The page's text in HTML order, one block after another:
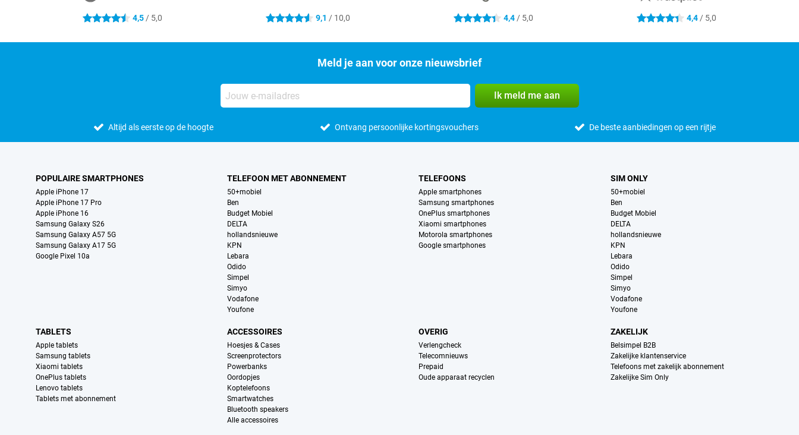
4.5 sterren 4,5/ 5,0 4.6 sterren 9,1 / 10,0 4.4 sterren 4,4 / 5,0 4.4 sterren 4,4 / 5,0
Meld je aan voor onze nieuwsbrief
Ik meld me aan
Altijd als eerste op de hoogte Ontvang persoonlijke kortingsvouchers De beste aanbiedingen op een rijtje
POPULAIRE SMARTPHONES
Apple iPhone 17
Apple iPhone 17 Pro
Apple iPhone 16
Samsung Galaxy S26
Samsung Galaxy A57 5G
Samsung Galaxy A17 5G
Google Pixel 10a
TELEFOON MET ABONNEMENT
50+mobiel
Ben
Budget Mobiel
DELTA
hollandsnieuwe
KPN
Lebara
Odido
Simpel
Simyo
Vodafone
Youfone
TELEFOONS
Apple smartphones
Samsung smartphones
OnePlus smartphones
Xiaomi smartphones
Motorola smartphones
Google smartphones
SIM ONLY
50+mobiel
Ben
Budget Mobiel
DELTA
hollandsnieuwe
KPN
Lebara
Odido
Simpel
Simyo
Vodafone
Youfone
TABLETS
Apple tablets
Samsung tablets
Xiaomi tablets
OnePlus tablets
Lenovo tablets
Tablets met abonnement
ACCESSOIRES
Hoesjes & Cases
Screenprotectors
Powerbanks
Oordopjes
Koptelefoons
Smartwatches
Bluetooth speakers
Alle accessoires
OVERIG
Verlengcheck
Telecomnieuws
Prepaid
Oude apparaat recyclen
ZAKELIJK
Belsimpel B2B
Zakelijke klantenservice
Telefoons met zakelijk abonnement
Zakelijke Sim Only